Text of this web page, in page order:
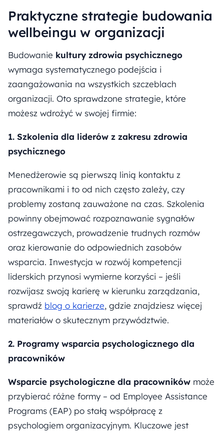
Praktyczne strategie budowania
wellbeingu w organizacji
Budowanie kultury zdrowia psychicznego
wymaga systematycznego podejścia i
zaangażowania na wszystkich szczeblach
organizacji. Oto sprawdzone strategie, które
możesz wdrożyć w swojej firmie:
1. Szkolenia dla liderów z zakresu zdrowia
psychicznego
Menedżerowie są pierwszą linią kontaktu z
pracownikami i to od nich często zależy, czy
problemy zostaną zauważone na czas. Szkolenia
powinny obejmować rozpoznawanie sygnałów
ostrzegawczych, prowadzenie trudnych rozmów
oraz kierowanie do odpowiednich zasobów
wsparcia. Inwestycja w rozwój kompetencji
liderskich przynosi wymierne korzyści – jeśli
rozwijasz swoją karierę w kierunku zarządzania,
sprawdź blog o karierze, gdzie znajdziesz więcej
materiałów o skutecznym przywództwie.
2. Programy wsparcia psychologicznego dla
pracowników
Wsparcie psychologiczne dla pracowników może
przybierać różne formy – od Employee Assistance
Programs (EAP) po stałą współpracę z
psychologiem organizacyjnym. Kluczowe jest